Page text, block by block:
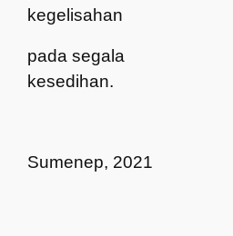
kegelisahan
pada segala
kesedihan.
Sumenep, 2021